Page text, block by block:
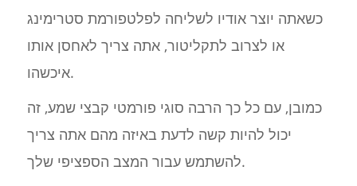
כשאתה יוצר אודיו לשליחה לפלטפורמת סטרימינג
או לצרוב לתקליטור, אתה צריך לאחסן אותו
איכשהו.
כמובן, עם כל כך הרבה סוגי פורמטי קבצי שמע, זה
יכול להיות קשה לדעת באיזה מהם אתה צריך
להשתמש עבור המצב הספציפי שלך.